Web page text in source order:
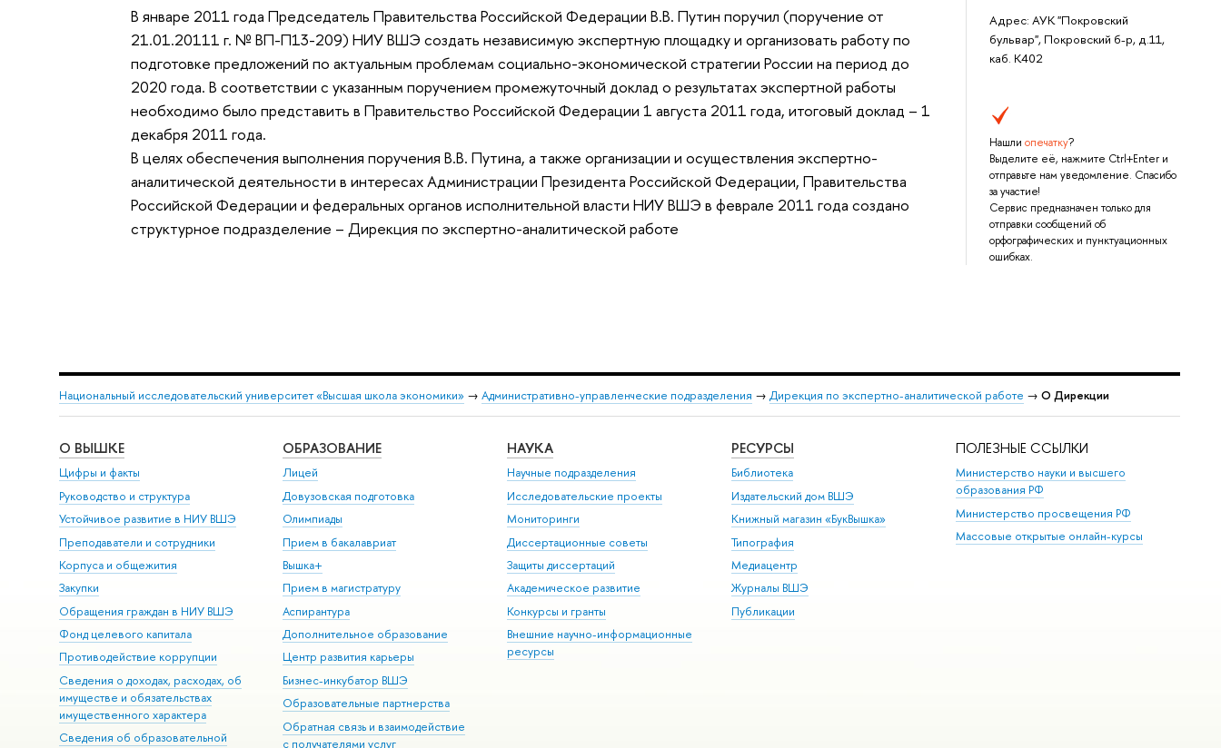
Адрес: АУК "Покровский
бульвар", Покровский б-р, д.11,
каб. К402
Нашли опечатку?
Выделите её, нажмите Ctrl+Enter и
отправьте нам уведомление. Спасибо
за участие!
Сервис предназначен только для
отправки сообщений об
орфографических и пунктуационных
ошибках.
В январе 2011 года Председатель Правительства Российской Федерации В.В. Путин поручил (поручение от
21.01.20111 г. № ВП-П13-209) НИУ ВШЭ создать независимую экспертную площадку и организовать работу по
подготовке предложений по актуальным проблемам социально-экономической стратегии России на период до
2020 года. В соответствии с указанным поручением промежуточный доклад о результатах экспертной работы
необходимо было представить в Правительство Российской Федерации 1 августа 2011 года, итоговый доклад – 1
декабря 2011 года.
В целях обеспечения выполнения поручения В.В. Путина, а также организации и осуществления экспертно-
аналитической деятельности в интересах Администрации Президента Российской Федерации, Правительства
Российской Федерации и федеральных органов исполнительной власти НИУ ВШЭ в феврале 2011 года создано
структурное подразделение – Дирекция по экспертно-аналитической работе
Национальный исследовательский университет «Высшая школа экономики» → Административно-управленческие подразделения → Дирекция по экспертно-аналитической работе → О Дирекции
О ВЫШКЕ
Цифры и факты
Руководство и структура
Устойчивое развитие в НИУ ВШЭ
Преподаватели и сотрудники
Корпуса и общежития
Закупки
Обращения граждан в НИУ ВШЭ
Фонд целевого капитала
Противодействие коррупции
Сведения о доходах, расходах, об
имуществе и обязательствах
имущественного характера
Сведения об образовательной
ОБРАЗОВАНИЕ
Лицей
Довузовская подготовка
Олимпиады
Прием в бакалавриат
Вышка+
Прием в магистратуру
Аспирантура
Дополнительное образование
Центр развития карьеры
Бизнес-инкубатор ВШЭ
Образовательные партнерства
Обратная связь и взаимодействие
с получателями услуг
НАУКА
Научные подразделения
Исследовательские проекты
Мониторинги
Диссертационные советы
Защиты диссертаций
Академическое развитие
Конкурсы и гранты
Внешние научно-информационные
ресурсы
РЕСУРСЫ
Библиотека
Издательский дом ВШЭ
Книжный магазин «БукВышка»
Типография
Медиацентр
Журналы ВШЭ
Публикации
ПОЛЕЗНЫЕ ССЫЛКИ
Министерство науки и высшего
образования РФ
Министерство просвещения РФ
Массовые открытые онлайн-курсы